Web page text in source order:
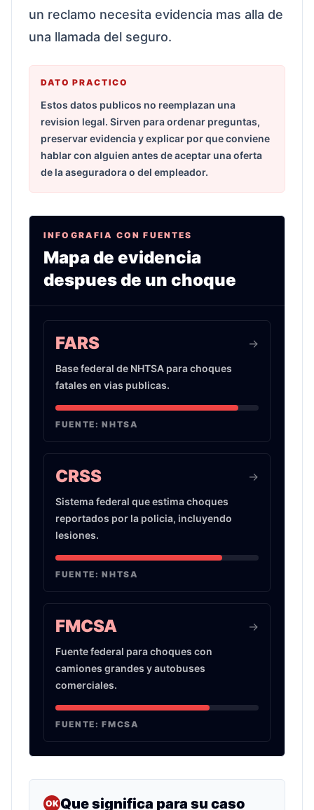
un reclamo necesita evidencia mas alla de
una llamada del seguro.
DATO PRACTICO
Estos datos publicos no reemplazan una
revision legal. Sirven para ordenar preguntas,
preservar evidencia y explicar por que conviene
hablar con alguien antes de aceptar una oferta
de la aseguradora o del empleador.
INFOGRAFIA CON FUENTES
Mapa de evidencia
despues de un choque
FARS
Base federal de NHTSA para choques
fatales en vias publicas.
->
FUENTE:NHTSA
CRSS
Sistema federal que estima choques
reportados por la policia, incluyendo
lesiones.
->
FUENTE:NHTSA
FMCSA
Fuente federal para choques con
camiones grandes y autobuses
comerciales.
->
FUENTE:FMCSA
OKQue significa para su caso